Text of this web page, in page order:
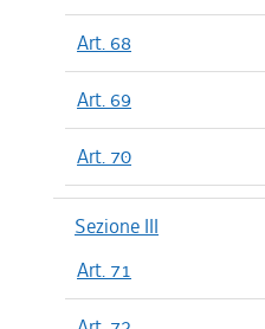
Art. 68
Art. 69
Art. 70
Sezione III
Art. 71